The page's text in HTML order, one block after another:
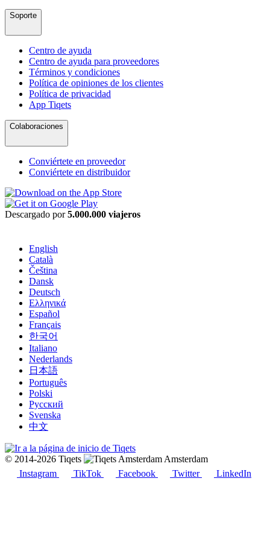
Soporte
Centro de ayuda
Centro de ayuda para proveedores
Términos y condiciones
Política de opiniones de los clientes
Política de privacidad
App Tiqets
Colaboraciones
Conviértete en proveedor
Conviértete en distribuidor
Descargado por5.000.000 viajeros
English
Català
Čeština
Dansk
Deutsch
Ελληνικά
Español
Français
한국어
Italiano
Nederlands
日本語
Português
Polski
Русский
Svenska
中文
© 2014-2026 Tiqets
Amsterdam
Instagram
TikTok Facebook Twitter LinkedIn